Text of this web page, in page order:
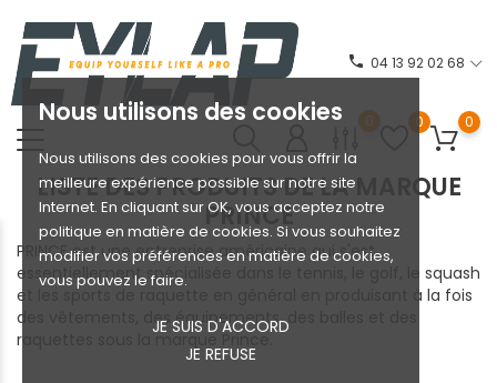
Nous utilisons des cookies
Nous utilisons des cookies pour vous offrir la
meilleure expérience possible sur notre site
Internet. En cliquant sur OK, vous acceptez notre
politique en matière de cookies. Si vous souhaitez
modifier vos préférences en matière de cookies,
vous pouvez le faire.
JE SUIS D'ACCORD
JE REFUSE
phone 04 13 92 02 68
0 0 0
LISTE DES PRODUITS DE LA MARQUE
PRINCE
PRINCE est une entreprise américaine qui s'est
essentiellement spécialisée dans le tennis, le golf, le squash
et les sports de raquette en général en produisant à la fois
des vêtements, des équipements, des balles et des
raquettes sous la marque Prince.